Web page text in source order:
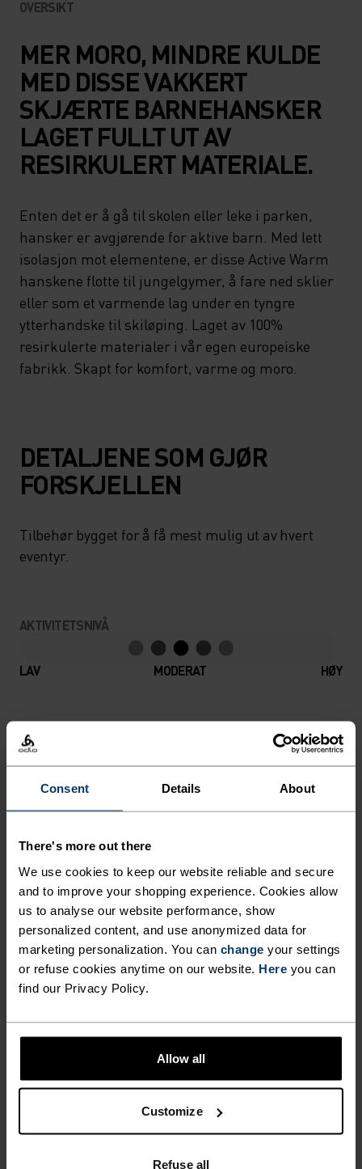
Consent Details About
There's more out there
We use cookies to keep our website reliable and secure
and to improve your shopping experience. Cookies allow
us to analyse our website performance, show
personalized content, and use anonymized data for
marketing personalization. You can change your settings
or refuse cookies anytime on our website. Here you can
find our Privacy Policy.
Allow all
Customize
Refuse all
OVERSIKT
MER MORO, MINDRE KULDE
MED DISSE VAKKERT
SKJÆRTE BARNEHANSKER
LAGET FULLT UT AV
RESIRKULERT MATERIALE.
Enten det er å gå til skolen eller leke i parken,
hansker er avgjørende for aktive barn. Med lett
isolasjon mot elementene, er disse Active Warm
hanskene flotte til jungelgymer, å fare ned sklier
eller som et varmende lag under en tyngre
ytterhandske til skiløping. Laget av 100%
resirkulerte materialer i vår egen europeiske
fabrikk. Skapt for komfort, varme og moro.
DETALJENE SOM GJØR
FORSKJELLEN
Tilbehør bygget for å få mest mulig ut av hvert
eventyr.
AKTIVITETSNIVÅ
LAV MODERAT HØY
AKTIVITETSTYPE
HVA SOM HELST MODERATE INTENSITY
Fottur - Ski & snø
POLYESTER
Polyester er en holdbar syntetisk fiber med fuktledende
og hurtigtørkende egenskaper. Den beholder formen sin,
noe som gjør den rynke- og krymperesistent, og holder
fargen eksepsjonelt godt gjennom mange bruksområder.
Du finner det i produkter som våre base layers.
TEMPERATURKONTROLLSYSTEM
WARM
Høyfunksjonelt og komfortabelt sportstøy og
funksjonelt undertøy med svært god
varmeisolasjon. Ideelt for alle vinteraktiviteter.
Pustende, for effektiv fuktighetsregulering som